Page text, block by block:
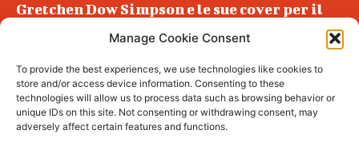
Manage Cookie Consent
To provide the best experiences, we use technologies like cookies to
store and/or access device information. Consenting to these
technologies will allow us to process data such as browsing behavior or
unique IDs on this site. Not consenting or withdrawing consent, may
adversely affect certain features and functions.
Gretchen Dow Simpson e le sue cover per il
Podlech, il Cile lo ha condannato
all’ergastolo
Era ubriaca…